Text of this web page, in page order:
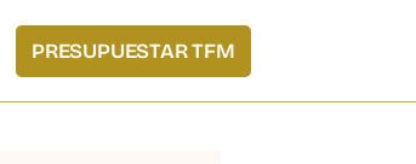
PRESUPUESTAR TFM